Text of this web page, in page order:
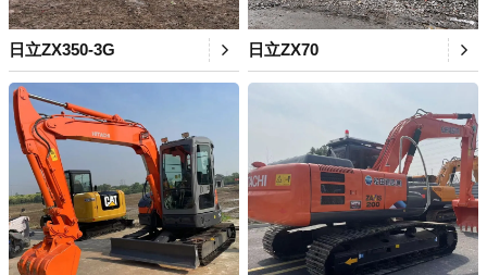
日立ZX350-3G 日立ZX70